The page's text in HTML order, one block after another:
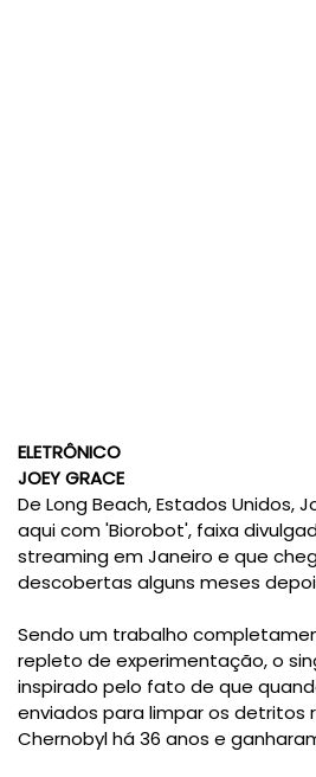
ELETRÔNICO
JOEY GRACE
De Long Beach, Estados Unidos,
aqui com 'Biorobot', faixa
streaming em Janeiro e que
descobertas alguns meses
Sendo um trabalho
repleto de experimentação, o
inspirado pelo fato de que
enviados para limpar os detritos
Chernobyl há 36 anos e